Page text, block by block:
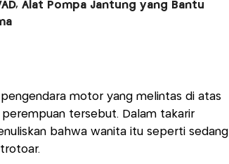
Alat Pompa Jantung yang Bantu
motor yang melintas di atas
tersebut. Dalam takarir
bahwa wanita itu seperti sedang